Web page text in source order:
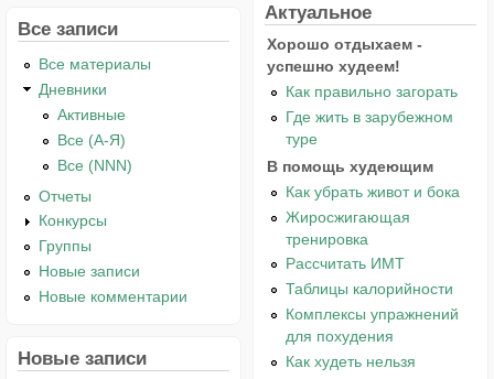
Все записи
Все материалы
Дневники
Активные
Все (А-Я)
Все (NNN)
Отчеты
Конкурсы
Группы
Новые записи
Новые комментарии
Новые записи
Актуальное
Хорошо отдыхаем -
успешно худеем!
Как правильно загорать
Где жить в зарубежном
туре
В помощь худеющим
Как убрать живот и бока
Жиросжигающая
тренировка
Рассчитать ИМТ
Таблицы калорийности
Комплексы упражнений
для похудения
Как худеть нельзя